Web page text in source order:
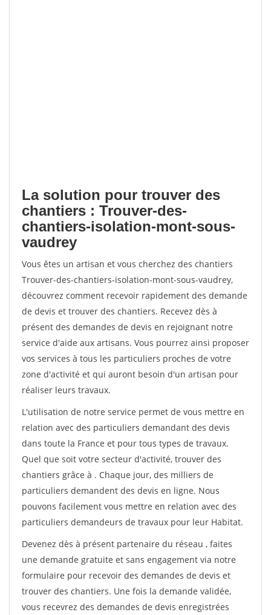
La solution pour trouver des
chantiers : Trouver-des-
chantiers-isolation-mont-sous-
vaudrey
Vous êtes un artisan et vous cherchez des chantiers
Trouver-des-chantiers-isolation-mont-sous-vaudrey,
découvrez comment recevoir rapidement des demande
de devis et trouver des chantiers. Recevez dès à
présent des demandes de devis en rejoignant notre
service d'aide aux artisans. Vous pourrez ainsi proposer
vos services à tous les particuliers proches de votre
zone d'activité et qui auront besoin d'un artisan pour
réaliser leurs travaux.
L'utilisation de notre service permet de vous mettre en
relation avec des particuliers demandant des devis
dans toute la France et pour tous types de travaux.
Quel que soit votre secteur d'activité, trouver des
chantiers grâce à . Chaque jour, des milliers de
particuliers demandent des devis en ligne. Nous
pouvons facilement vous mettre en relation avec des
particuliers demandeurs de travaux pour leur Habitat.
Devenez dès à présent partenaire du réseau , faites
une demande gratuite et sans engagement via notre
formulaire pour recevoir des demandes de devis et
trouver des chantiers. Une fois la demande validée,
vous recevrez des demandes de devis enregistrées